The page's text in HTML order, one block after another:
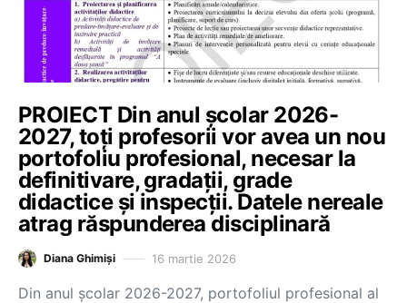
PROIECT Din anul școlar 2026-
2027, toți profesorii vor avea un nou
portofoliu profesional, necesar la
definitivare, gradații, grade
didactice și inspecții. Datele nereale
atrag răspunderea disciplinară
Diana Ghimiși 16 martie 2026
Din anul școlar 2026-2027, portofoliul profesional al